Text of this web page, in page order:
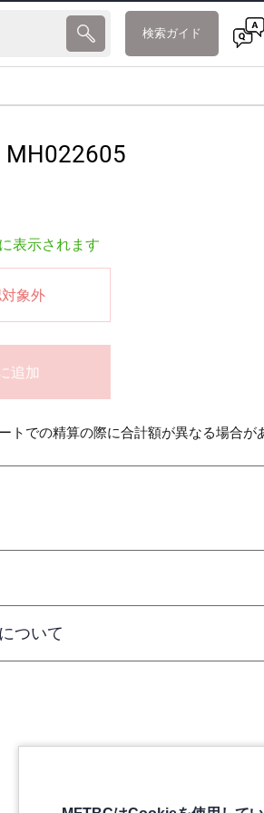
検索ガイド
MH022605
表示されます
象外
追加
トでの精算の際に合計額が異なる場合が
ついて